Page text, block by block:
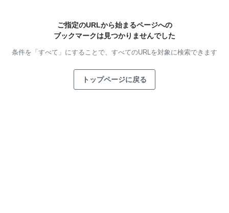
ご指定のURLから始まるページへの
ブックマークは見つかりませんでした
条件を「すべて」にすることで、 すべてのURLを対象に検索できます
トップページに戻る